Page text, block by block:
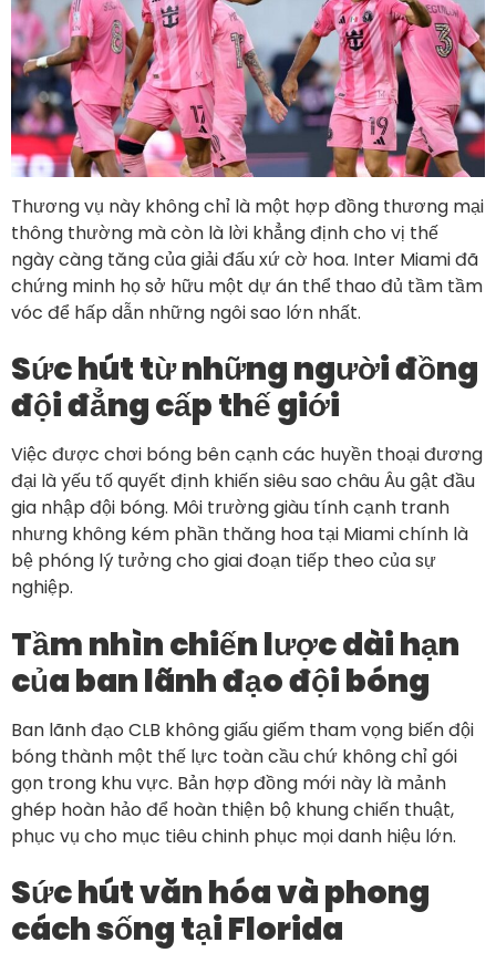
Thương vụ này không chỉ là một hợp đồng thương mại
thông thường mà còn là lời khẳng định cho vị thế
ngày càng tăng của giải đấu xứ cờ hoa. Inter Miami đã
chứng minh họ sở hữu một dự án thể thao đủ tầm tầm
vóc để hấp dẫn những ngôi sao lớn nhất.
Sức hút từ những người đồng
đội đẳng cấp thế giới
Việc được chơi bóng bên cạnh các huyền thoại đương
đại là yếu tố quyết định khiến siêu sao châu Âu gật đầu
gia nhập đội bóng. Môi trường giàu tính cạnh tranh
nhưng không kém phần thăng hoa tại Miami chính là
bệ phóng lý tưởng cho giai đoạn tiếp theo của sự
nghiệp.
Tầm nhìn chiến lược dài hạn
của ban lãnh đạo đội bóng
Ban lãnh đạo CLB không giấu giếm tham vọng biến đội
bóng thành một thế lực toàn cầu chứ không chỉ gói
gọn trong khu vực. Bản hợp đồng mới này là mảnh
ghép hoàn hảo để hoàn thiện bộ khung chiến thuật,
phục vụ cho mục tiêu chinh phục mọi danh hiệu lớn.
Sức hút văn hóa và phong
cách sống tại Florida